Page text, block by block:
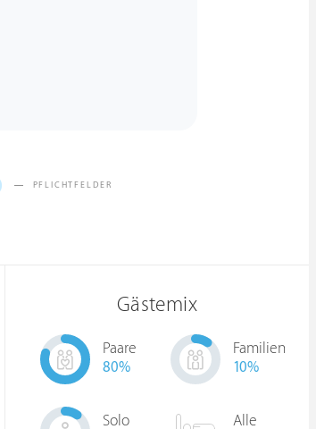
PFLICHTFELDER
Gästemix
Paare
80%
Familien
10%
Solo Alle